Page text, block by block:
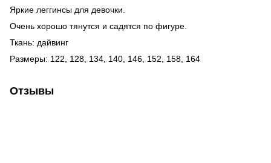
Яркие леггинсы для девочки.
Очень хорошо тянутся и садятся по фигуре.
Ткань: дайвинг
Размеры: 122, 128, 134, 140, 146, 152, 158, 164
Отзывы